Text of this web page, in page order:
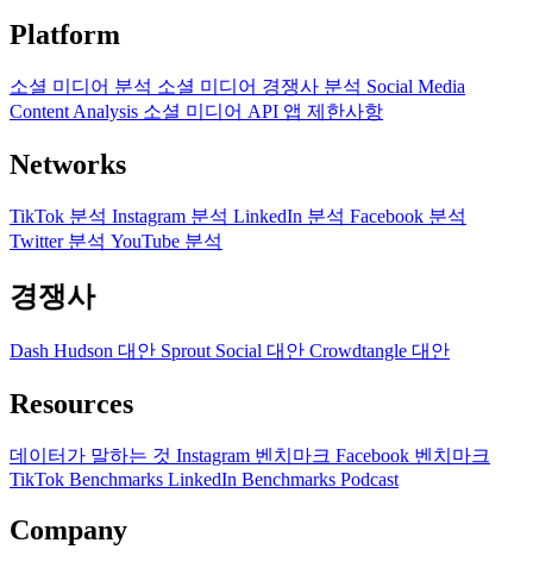
Platform
소셜 미디어 분석 소셜 미디어 경쟁사 분석 Social Media
Content Analysis 소셜 미디어 API 앱 제한사항
Networks
TikTok 분석 Instagram 분석 LinkedIn 분석 Facebook 분석
Twitter 분석 YouTube 분석
경쟁사
Dash Hudson 대안 Sprout Social 대안 Crowdtangle 대안
Resources
데이터가 말하는 것 Instagram 벤치마크 Facebook 벤치마크
TikTok Benchmarks LinkedIn Benchmarks Podcast
Company